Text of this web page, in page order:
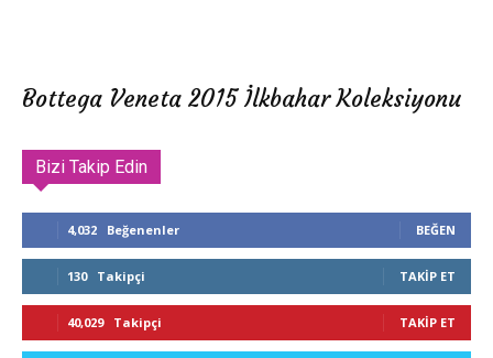
Bottega Veneta 2015 İlkbahar Koleksiyonu
Bizi Takip Edin
4,032 Beğenenler BEĞEN
130 Takipçi TAKIP ET
40,029 Takipçi TAKIP ET